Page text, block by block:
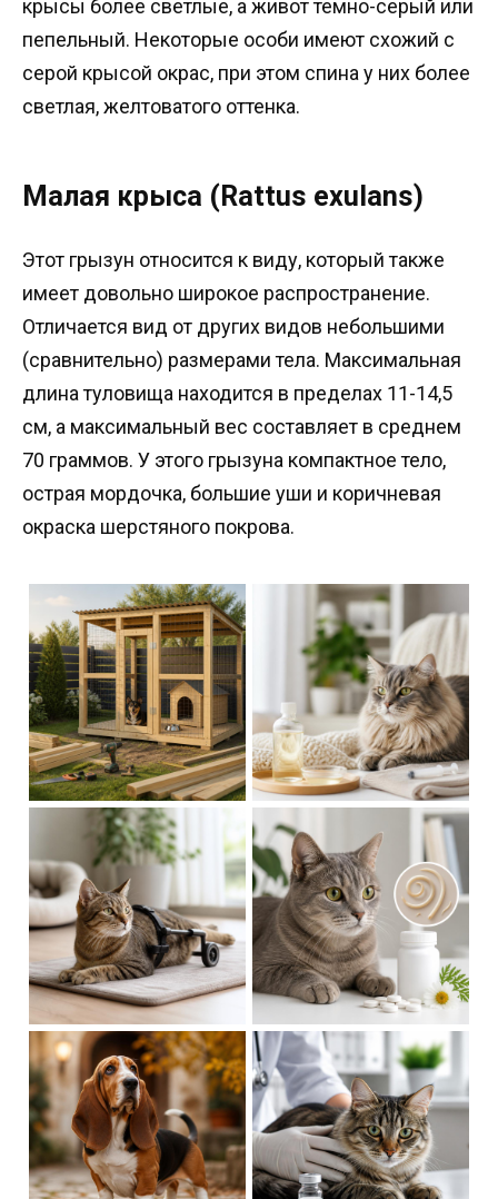
крысы более светлые, а живот темно-серый или
пепельный. Некоторые особи имеют схожий с
серой крысой окрас, при этом спина у них более
светлая, желтоватого оттенка.
Малая крыса (Rattus exulans)
Этот грызун относится к виду, который также
имеет довольно широкое распространение.
Отличается вид от других видов небольшими
(сравнительно) размерами тела. Максимальная
длина туловища находится в пределах 11-14,5
см, а максимальный вес составляет в среднем
70 граммов. У этого грызуна компактное тело,
острая мордочка, большие уши и коричневая
окраска шерстяного покрова.